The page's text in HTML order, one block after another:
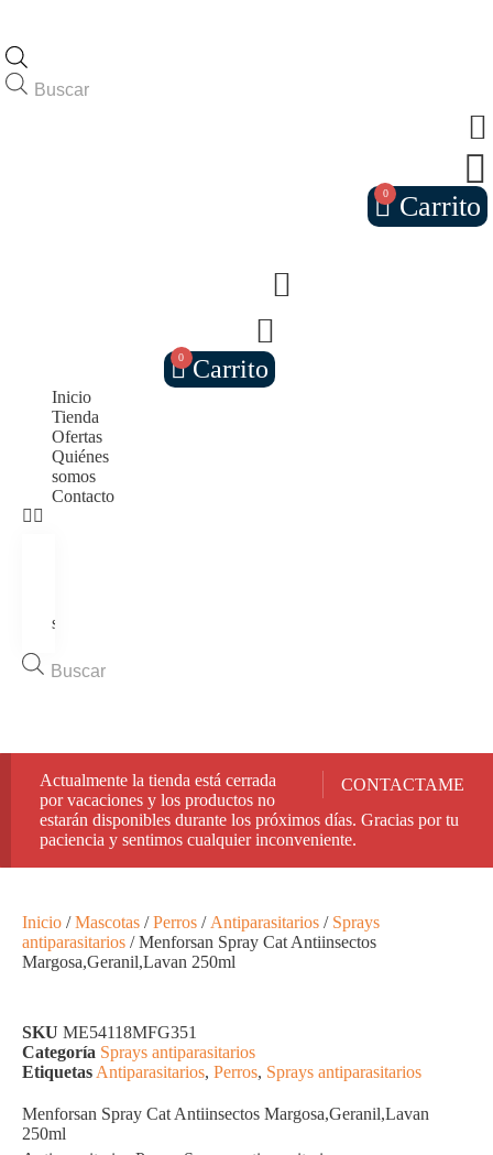
Búsqueda
de
0 Carrito
0 Carrito
Inicio
Tienda
Ofertas
Quiénes
somos
Contacto
somos
Búsqueda
de
CONTACTAME
Actualmente la tienda está cerrada
por vacaciones y los productos no
estarán disponibles durante los próximos días. Gracias por tu
paciencia y sentimos cualquier inconveniente.
Inicio /Mascotas /Perros /Antiparasitarios / Sprays
antiparasitarios / Menforsan Spray Cat Antiinsectos
Margosa,Geranil,Lavan 250ml
SKU ME54118MFG351
Categoría Sprays antiparasitarios
EtiquetasAntiparasitarios, Perros, Sprays antiparasitarios
Menforsan Spray Cat Antiinsectos Margosa,Geranil,Lavan
250ml